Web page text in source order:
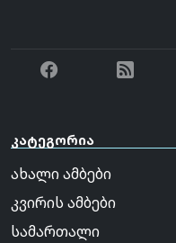
კატეგორია
ახალი ამბები
კვირის ამბები
სამართალი